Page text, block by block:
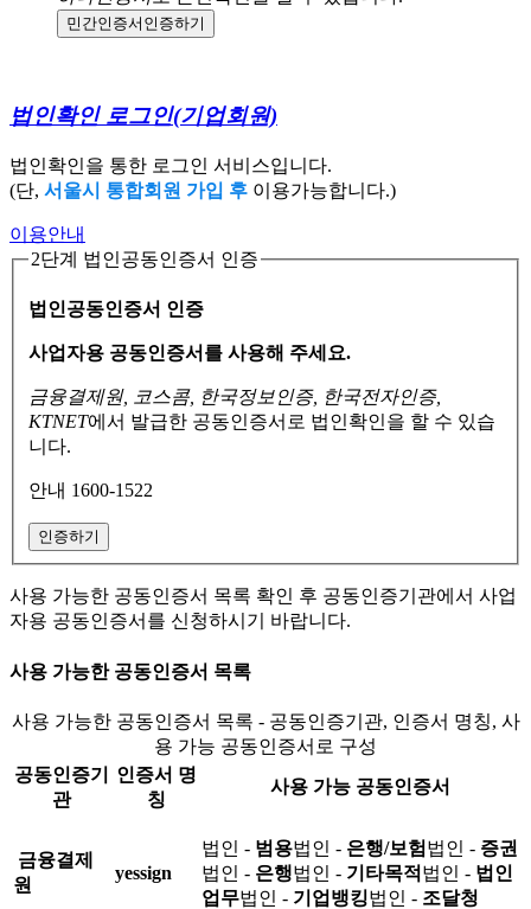
민간인증서 인증하기
법인확인 로그인(기업회원)
법인확인을 통한 로그인 서비스입니다.
(단, 서울시 통합회원 가입 후 이용가능합니다.)
이용안내
2단계 법인공동인증서 인증
법인공동인증서 인증
사업자용 공동인증서를 사용해 주세요.
금융결제원, 코스콤, 한국정보인증, 한국전자인증,
KTNET에서 발급한 공동인증서로 법인확인을 할 수 있습
니다.
안내 1600-1522
인증하기
사용 가능한 공동인증서 목록 확인 후 공동인증기관에서 사업
자용 공동인증서를 신청하시기 바랍니다.
사용 가능한 공동인증서 목록
사용 가능한 공동인증서 목록 - 공동인증기관, 인증서 명칭, 사
용 가능 공동인증서로 구성
공동인증기
관
인증서 명
칭
사용 가능 공동인증서
금융결제
원
yessign
법인 - 범용법인 - 은행/보험 법인 - 증권
법인 - 은행법인 - 기타목적 법인 - 법인
업무법인 - 기업뱅킹법인 - 조달청